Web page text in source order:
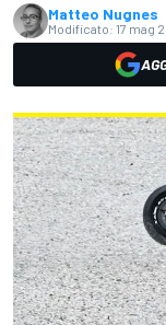
Matteo Nugnes
Modificato: 17 mag